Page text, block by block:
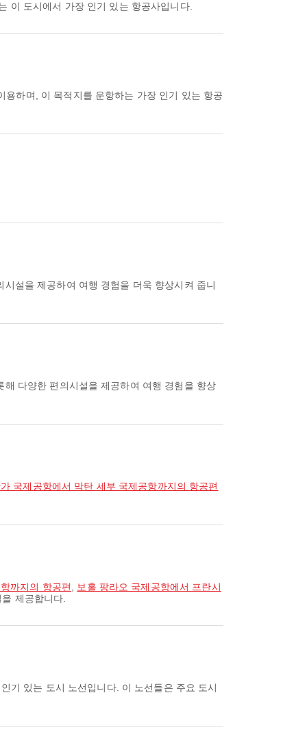
이 도시에서 가장 인기 있는 항공사입니다.
용하며, 이 목적지를 운항하는 가장 인기 있는 항공
설을 제공하여 여행 경험을 더욱 향상시켜 줍니
다양한 편의시설을 제공하여 여행 경험을 향상
국제공항에서 막탄 세부 국제공항까지의 항공편
까지의 항공편
보홀 팡라오 국제공항에서 프란시
제공합니다.
기 있는 도시 노선입니다. 이 노선들은 주요 도시